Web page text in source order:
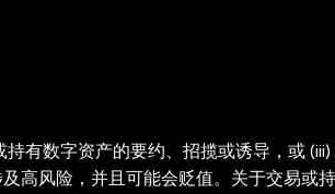
有数字资产的要约、招揽或诱导，或 (iii)
高风险，并且可能会贬值。关于交易或